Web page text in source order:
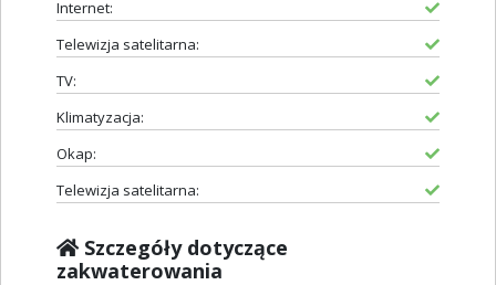
Internet:
Telewizja satelitarna:
TV:
Klimatyzacja:
Okap:
Telewizja satelitarna:
Szczegóły dotyczące
zakwaterowania